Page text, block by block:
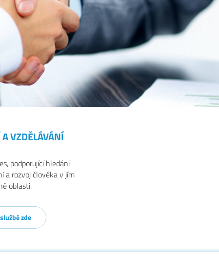
VZDĚLÁVÁNÍ
podporující hledání
a rozvoj člověka v jím
oblasti.
zde